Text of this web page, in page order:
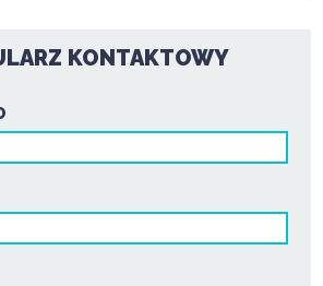
KONTAKTOWY